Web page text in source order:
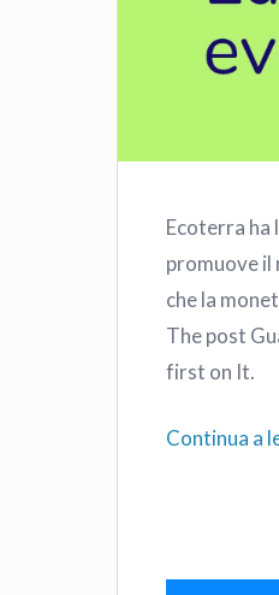
Ecoterra ha
promuove il
che la
The post
first on It.
Continua a